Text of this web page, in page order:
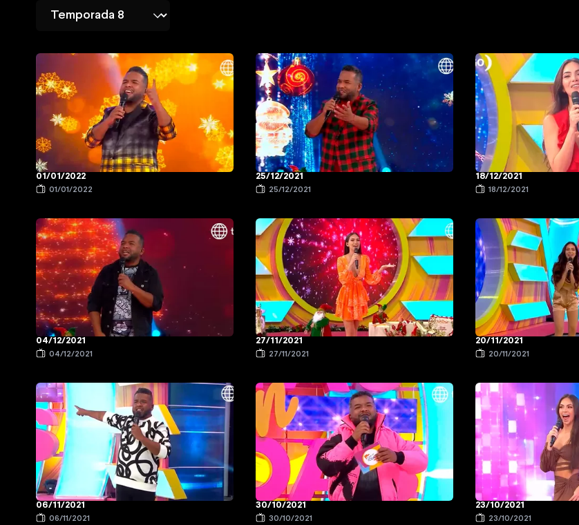
01/01/2022
01/01/2022
25/12/2021
25/12/2021
18/12/2021
18/12/2021
04/12/2021
04/12/2021
27/11/2021
27/11/2021
20/11/2021
20/11/2021
06/11/2021
06/11/2021
30/10/2021
30/10/2021
23/10/2021
23/10/2021